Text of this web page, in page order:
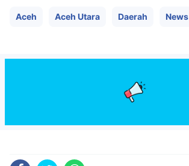
Aceh Aceh Utara Daerah News